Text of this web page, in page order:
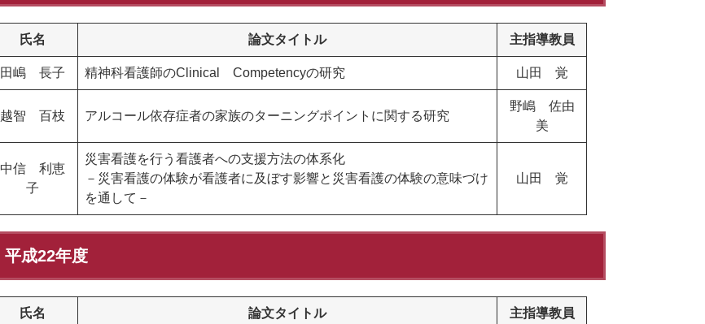
氏名 論文タイトル 主指導教員
田嶋 長子 精神科看護師のClinical Competencyの研究 山田 覚
越智 百枝 アルコール依存症者の家族のターニングポイントに関する研究
野嶋 佐由
美
中信 利恵
子
災害看護を行う看護者への支援方法の体系化
－災害看護の体験が看護者に及ぼす影響と災害看護の体験の意味づけ
を通して－
山田 覚
平成22年度
氏名 論文タイトル 主指導教員